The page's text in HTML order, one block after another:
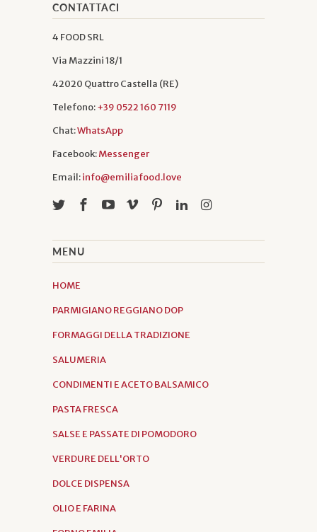
CONTATTACI
4 FOOD SRL
Via Mazzini 18/1
42020 Quattro Castella (RE)
Telefono:+39 0522 160 7119
Chat:WhatsApp
Facebook:Messenger
Email:info@emiliafood.love
MENU
HOME
PARMIGIANO REGGIANO DOP
FORMAGGI DELLA TRADIZIONE
SALUMERIA
CONDIMENTI E ACETO BALSAMICO
PASTA FRESCA
SALSE E PASSATE DI POMODORO
VERDURE DELL'ORTO
DOLCE DISPENSA
OLIO E FARINA